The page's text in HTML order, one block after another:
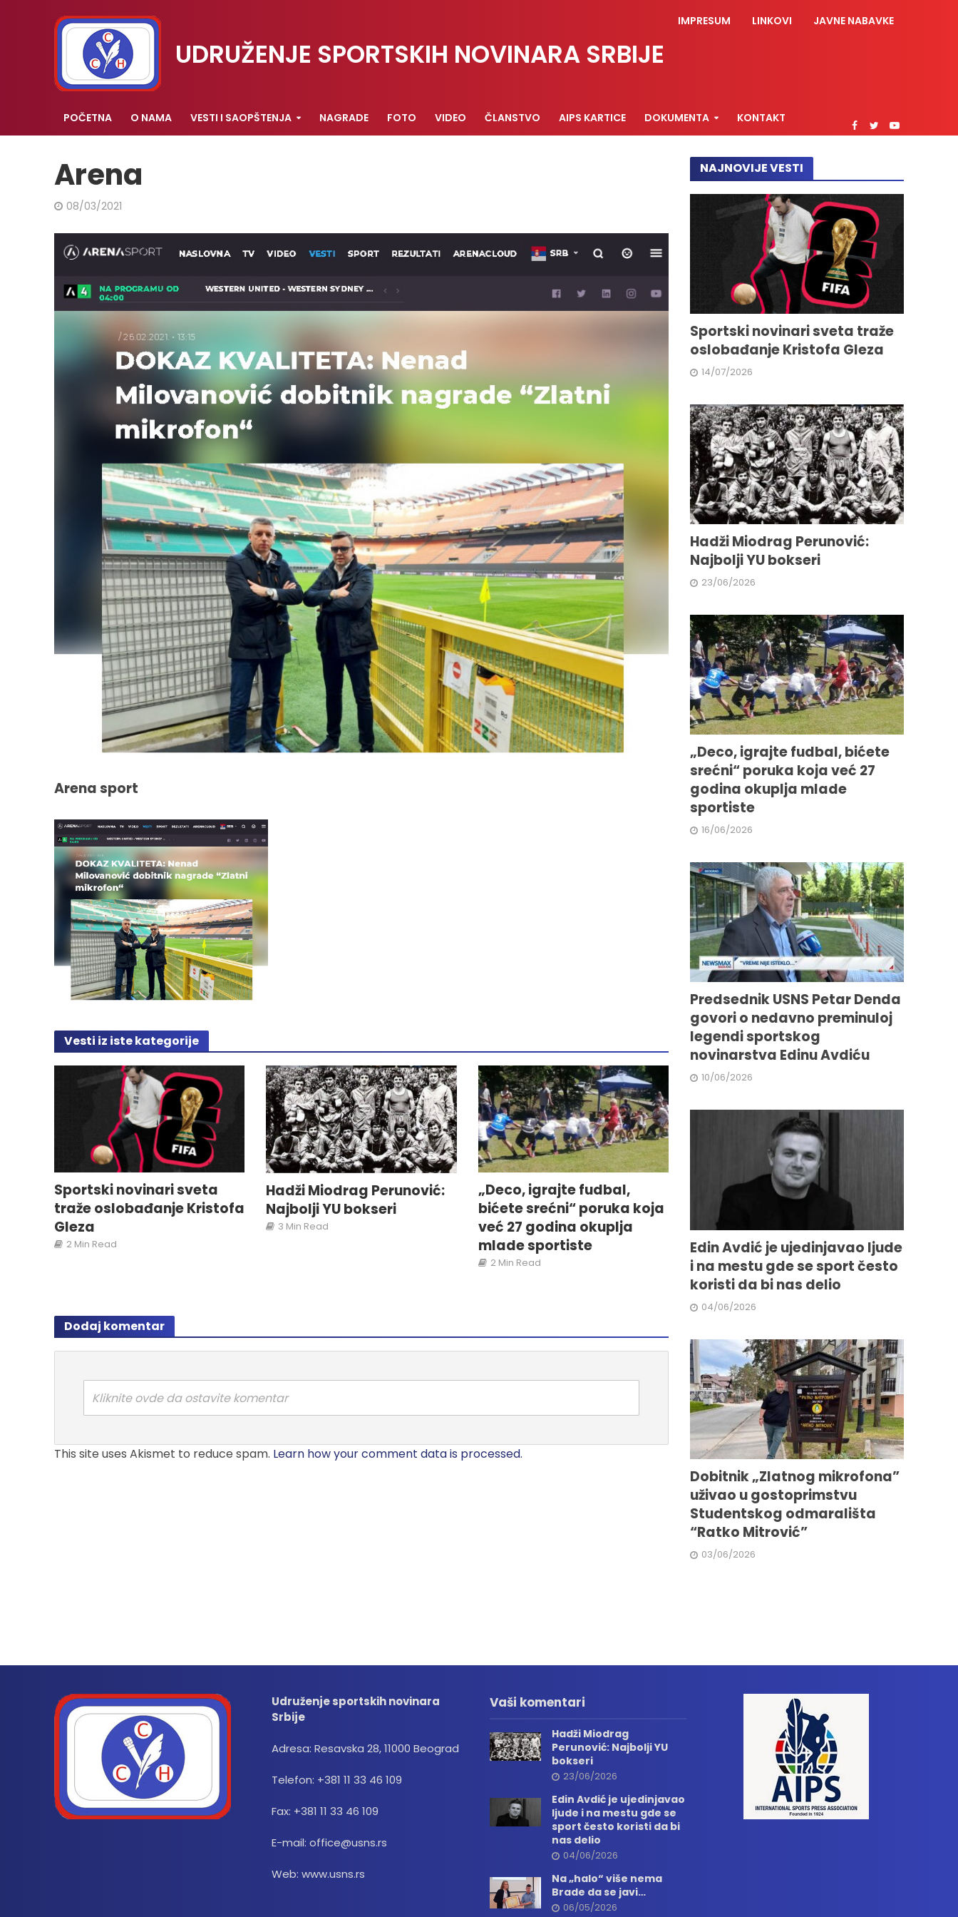
UDRUŽENJE SPORTSKIH NOVINARA SRBIJE
IMPRESUM LINKOVI JAVNE NABAVKE
POČETNA O NAMA VESTI I SAOPŠTENJA NAGRADE FOTO VIDEO ČLANSTVO AIPS KARTICE DOKUMENTA KONTAKT
Arena
08/03/2021
Arena sport
Vesti iz iste kategorije
Sportski novinari sveta
traže oslobađanje Kristofa
Gleza
2 Min Read
Hadži Miodrag Perunović:
Najbolji YU bokseri
3 Min Read
„Deco, igrajte fudbal,
bićete srećni“ poruka koja
već 27 godina okuplja
mlade sportiste
2 Min Read
Dodaj komentar
Kliknite ovde da ostavite komentar
This site uses Akismet to reduce spam. Learn how your comment data is processed.
NAJNOVIJE VESTI
Sportski novinari sveta traže
oslobađanje Kristofa Gleza
14/07/2026
Hadži Miodrag Perunović:
Najbolji YU bokseri
23/06/2026
„Deco, igrajte fudbal, bićete
srećni“ poruka koja već 27
godina okuplja mlade
sportiste
16/06/2026
Predsednik USNS Petar Denda
govori o nedavno preminuloj
legendi sportskog
novinarstva Edinu Avdiću
10/06/2026
Edin Avdić je ujedinjavao ljude
i na mestu gde se sport često
koristi da bi nas delio
04/06/2026
Dobitnik „Zlatnog mikrofona”
uživao u gostoprimstvu
Studentskog odmarališta
“Ratko Mitrović”
03/06/2026
Udruženje sportskih novinara
Srbije
Adresa: Resavska 28, 11000 Beograd
Telefon: +381 11 33 46 109
Fax: +381 11 33 46 109
E-mail: office@usns.rs
Web: www.usns.rs
Vaši komentari
Hadži Miodrag
Perunović: Najbolji YU
bokseri
23/06/2026
Edin Avdić je ujedinjavao
ljude i na mestu gde se
sport često koristi da bi
nas delio
04/06/2026
Na „halo“ više nema
Brade da se javi…
06/05/2026